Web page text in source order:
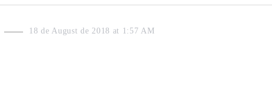
18 de August de 2018 at 1:57 AM